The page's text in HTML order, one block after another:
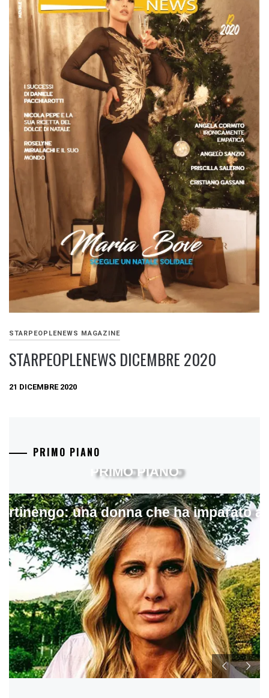
STARPEOPLENEWS MAGAZINE
STARPEOPLENEWS DICEMBRE 2020
21 DICEMBRE 2020
PRIMO PIANO
una donna che ha imparato a
PRIMO PIANO